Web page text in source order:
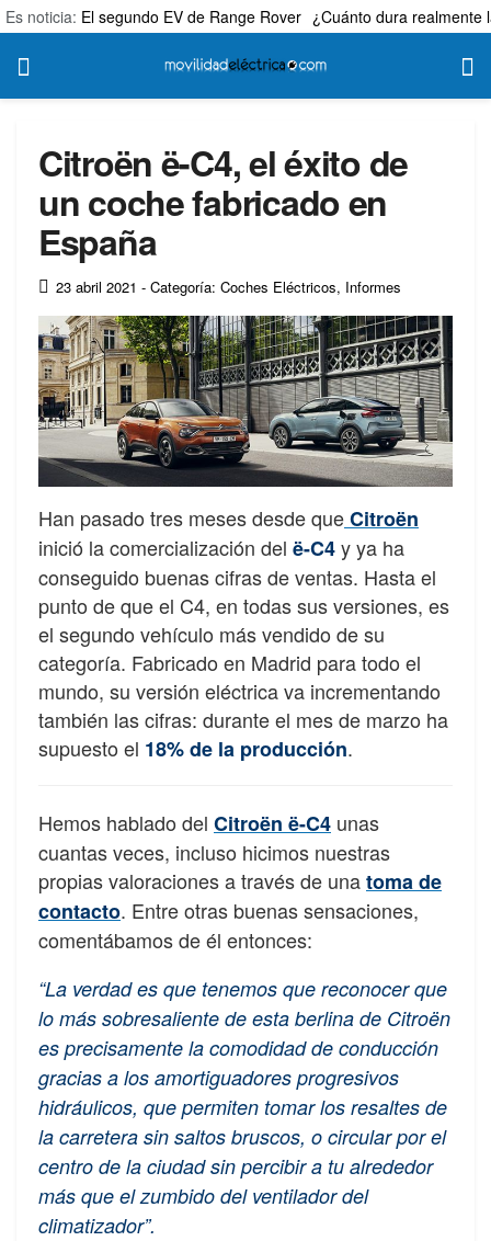
Es noticia: El segundo EV de Range Rover ¿Cuánto dura realmente
Citroën ë-C4, el éxito de
un coche fabricado en
España
23 abril 2021 - Categoría: Coches Eléctricos, Informes
Han pasado tres meses desde queCitroën
inició la comercialización del ë-C4y ya ha
conseguido buenas cifras de ventas. Hasta el
punto de que el C4, en todas sus versiones, es
el segundo vehículo más vendido de su
categoría. Fabricado en Madrid para todo el
mundo, su versión eléctrica va incrementando
también las cifras: durante el mes de marzo ha
supuesto el 18% de la producción.
Hemos hablado del Citroën ë-C4 unas
cuantas veces, incluso hicimos nuestras
propias valoraciones a través de unatoma de
contacto. Entre otras buenas sensaciones,
comentábamos de él entonces:
“La verdad es que tenemos que reconocer que
lo más sobresaliente de esta berlina de Citroën
es precisamente la comodidad de conducción
gracias a los amortiguadores progresivos
hidráulicos, que permiten tomar los resaltes de
la carretera sin saltos bruscos, o circular por el
centro de la ciudad sin percibir a tu alrededor
más que el zumbido del ventilador del
climatizador”.